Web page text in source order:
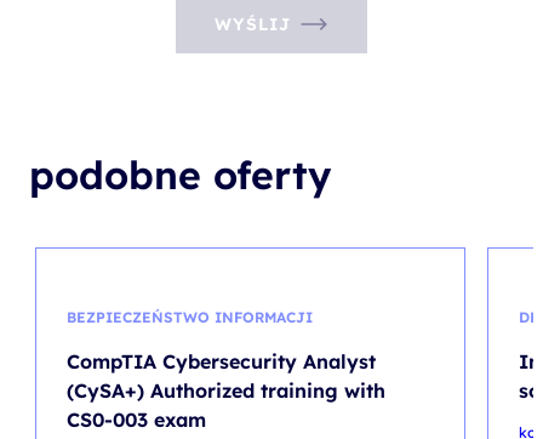
WYŚLIJ
podobne oferty
BEZPIECZEŃSTWO INFORMACJI
CompTIA Cybersecurity Analyst
(CySA+) Authorized training with
CS0-003 exam